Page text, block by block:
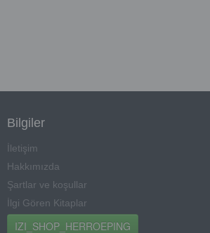
Bilgiler
İletişim
Hakkımızda
Şartlar ve koşullar
İlgi Gören Kitaplar
IZI_SHOP_HERROEPING